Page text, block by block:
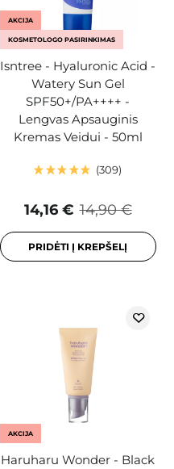
AKCIJA
KOSMETOLOGO PASIRINKIMAS
Isntree - Hyaluronic Acid -
Watery Sun Gel
SPF50+/PA++++ -
Lengvas Apsauginis
Kremas Veidui - 50ml
309
14,90 €
14,16 €
PRIDĖTI Į KREPŠELĮ
AKCIJA
Haruharu Wonder - Black